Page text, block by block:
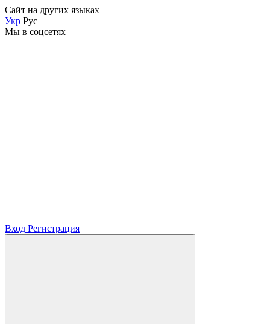
Сайт на других языках
Укр Рус
Мы в соцсетях
Вход Регистрация